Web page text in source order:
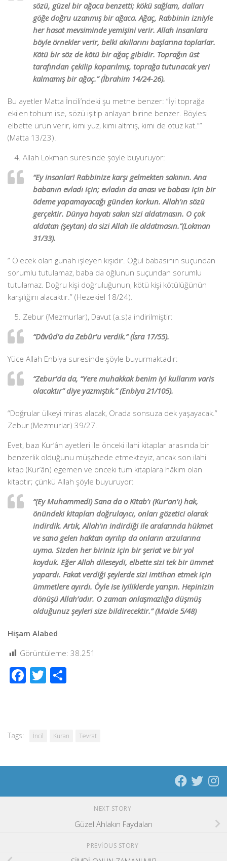
sözü, güzel bir ağaca benzetti; kökü sağlam, dalları
göğe doğru uzanmış bir ağaca. Ağaç, Rabbinin izniyle
her hasat mevsiminde yemişini verir. Allah insanlara
böyle örnekler verir, belki akıllarını başlarına toplarlar.
Kötü bir söz de kötü bir ağaç gibidir. Toprağın üst
tarafından çekilip koparılmış, toprağa tutunacak yeri
kalmamış bir ağaç.” (İbrahim 14/24-26).
Bu ayetler Matta İncili’ndeki şu metne benzer: “İyi toprağa
ekilen tohum ise, sözü işitip anlayan birine benzer. Böylesi
elbette ürün verir, kimi yüz, kimi altmış, kimi de otuz kat.””
(Matta 13/23).
Allah Lokman suresinde şöyle buyuruyor:
“Ey insanlar! Rabbinize karşı gelmekten sakının. Ana
babanın evladı için; evladın da anası ve babası için bir
ödeme yapamayacağı günden korkun. Allah’ın sözü
gerçektir. Dünya hayatı sakın sizi aldatmasın. O çok
aldatan (şeytan) da sizi Allah ile aldatmasın.”(Lokman
31/33).
” Ölecek olan günah işleyen kişidir. Oğul babasının suçundan
sorumlu tutulamaz, baba da oğlunun suçundan sorumlu
tutulamaz. Doğru kişi doğruluğunun, kötü kişi kötülüğünün
karşılığını alacaktır.” (Hezekiel 18/24).
Zebur (Mezmurlar), Davut (a.s)a indirilmiştir:
“Dâvûd’a da Zebûr’u verdik.” (İsra 17/55).
Yüce Allah Enbiya suresinde şöyle buyurmaktadır:
“Zebur’da da, “Yere muhakkak benim iyi kullarım varis
olacaktır” diye yazmıştık.” (Enbiya 21/105).
“Doğrular ülkeyi miras alacak, Orada sonsuza dek yaşayacak.”
Zebur (Mezmurlar) 39/27.
Evet, bazı Kur’ân ayetleri ile önceki ilahi kitaplar arasında bir
benzerlik olduğunu müşahede etmekteyiz, ancak son ilahi
kitap (Kur’ân) egemen ve önceki tüm kitaplara hâkim olan
kitaptır; çünkü Allah şöyle buyuruyor:
“(Ey Muhammed!) Sana da o Kitab’ı (Kur’an’ı) hak,
önündeki kitapları doğrulayıcı, onları gözetici olarak
indirdik. Artık, Allah’ın indirdiği ile aralarında hükmet
ve sana gelen haktan ayrılıp da onların arzularına
uyma. Sizden her biriniz için bir şeriat ve bir yol
koyduk. Eğer Allah dileseydi, elbette sizi tek bir ümmet
yapardı. Fakat verdiği şeylerde sizi imtihan etmek için
ümmetlere ayırdı. Öyle ise iyiliklerde yarışın. Hepinizin
dönüşü Allah’adır. O zaman anlaşmazlığa düşmüş
olduğunuz şeyleri size bildirecektir.” (Maide 5/48)
Hişam Alabed
Görüntüleme: 38.251
Facebook
Twitter
Tags: İncil Kuran Tevrat
NEXT STORY
Güzel Ahlakın Faydaları
PREVIOUS STORY